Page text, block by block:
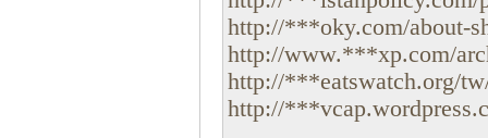
http://***oky.com/about-
http://www.***xp.com/
http://***eatswatch.org/
http://